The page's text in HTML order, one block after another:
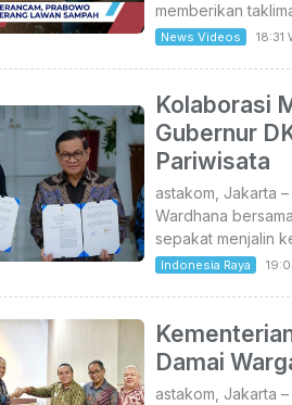
memberikan
News Videos 18:31
Kolaborasi
Gubernur
Pariwisata
astakom, Jakarta
Wardhana
sepakat menjalin
Indonesia Raya
Damai
astakom, Jakarta